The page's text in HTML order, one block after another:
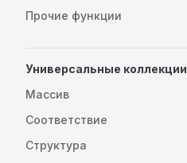
Прочие функции
Универсальные коллекции
Массив
Соответствие
Структура